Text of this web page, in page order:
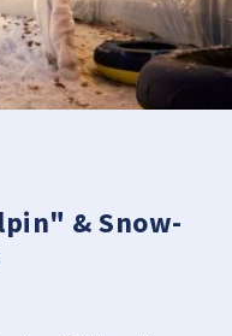
& Snow-